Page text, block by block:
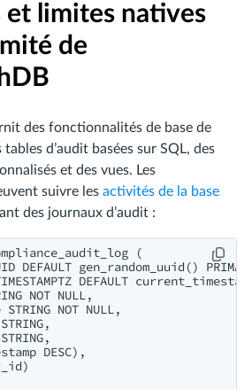
et limites natives
de
des fonctionnalités de base de
d’audit basées sur SQL, des
et des vues. Les
suivre les activités de la base
des journaux d’audit :
(
DEFAULT gen_random_uuid()
DEFAULT
NOT NULL,
STRING NOT NULL,
DESC),